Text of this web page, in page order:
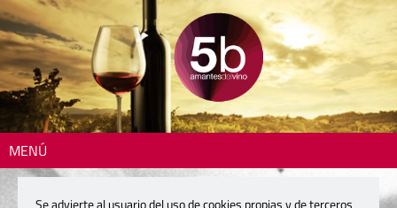
MENÚ
Se advierte al usuario del uso de cookies propias y de terceros